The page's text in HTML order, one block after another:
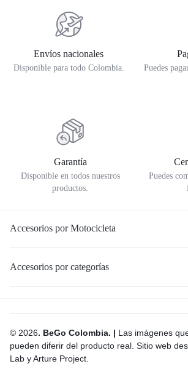
Envíos nacionales
Disponible para todo Colombia.
Puedes
Garantía
Disponible en todos nuestros
productos.
Puedes
Accesorios por Motocicleta
Accesorios por categorías
© 2026. BeGo Colombia. | Las imágenes
pueden diferir del producto real. Sitio web
Lab y Arture Project.